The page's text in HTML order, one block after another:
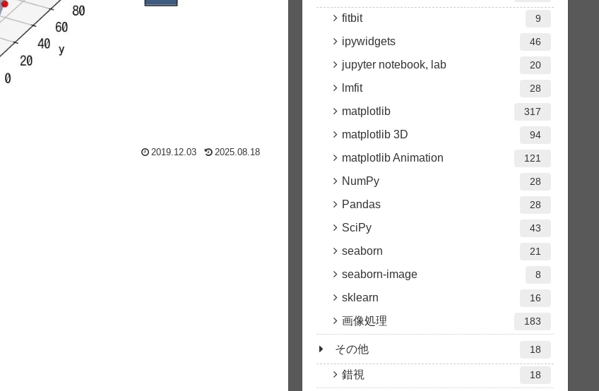
2019.12.03 2025.08.18
fitbit 9
ipywidgets 46
jupyter notebook, lab 20
lmfit 28
matplotlib 317
matplotlib 3D 94
matplotlib Animation 121
NumPy 28
Pandas 28
SciPy 43
seaborn 21
seaborn-image 8
sklearn 16
画像処理 183
その他 18
錯視 18